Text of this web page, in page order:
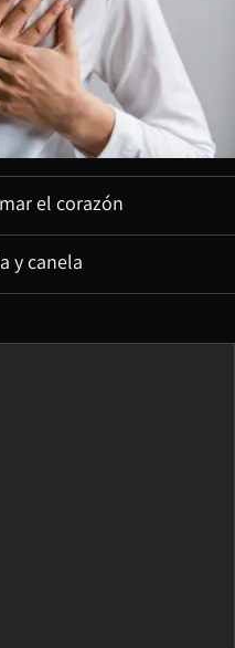
el corazón
y canela